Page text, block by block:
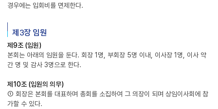
경우에는 입회비를 면제한다.
제3장 임원
제9조 (임원)
본회는 아래의 임원을 둔다. 회장 1명, 부회장 5명 이내, 이사장 1명, 이사 약
간 명 및 감사 3명으로 한다.
제10조 (임원의 의무)
① 회장은 본회를 대표하며 총회를 소집하여 그 의장이 되며 상임이사회에 참
가할 수 있다.